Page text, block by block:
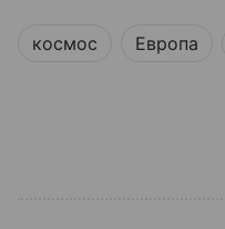
космос Европа